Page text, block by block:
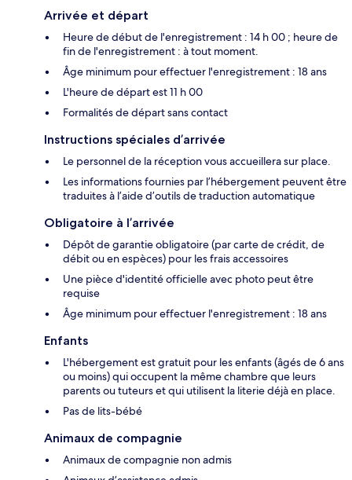
Arrivée et départ
Heure de début de l'enregistrement : 14 h 00 ; heure de
fin de l'enregistrement : à tout moment.
Âge minimum pour effectuer l'enregistrement : 18 ans
L'heure de départ est 11 h 00
Formalités de départ sans contact
Instructions spéciales d’arrivée
Le personnel de la réception vous accueillera sur place.
Les informations fournies par l’hébergement peuvent être
traduites à l’aide d’outils de traduction automatique
Obligatoire à l’arrivée
Dépôt de garantie obligatoire (par carte de crédit, de
débit ou en espèces) pour les frais accessoires
Une pièce d'identité officielle avec photo peut être
requise
Âge minimum pour effectuer l'enregistrement : 18 ans
Enfants
L'hébergement est gratuit pour les enfants (âgés de 6 ans
ou moins) qui occupent la même chambre que leurs
parents ou tuteurs et qui utilisent la literie déjà en place.
Pas de lits-bébé
Animaux de compagnie
Animaux de compagnie non admis